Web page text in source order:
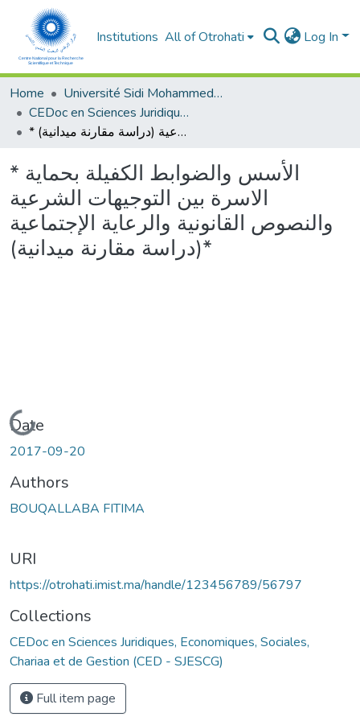
Institutions All of Otrohati Log In
Home
Université Sidi Mohammed Ben Abdellah - Fès
CEDoc en Sciences Juridiques, Economiques, Sociales, Chariaa et de Gestion (CED - SJESCG)
* الأسس والضوابط الكفيلة بحماية الاسرة بين التوجيهات الشرعية والنصوص القانونية والرعاية الإجتماعية (دراسة مقارنة ميدانية)*
* الأسس والضوابط الكفيلة بحماية
الاسرة بين التوجيهات الشرعية
والنصوص القانونية والرعاية الإجتماعية
(دراسة مقارنة ميدانية)*
Loading...
Date
2017-09-20
Authors
BOUQALLABA FITIMA
URI
https://otrohati.imist.ma/handle/123456789/56797
Collections
CEDoc en Sciences Juridiques, Economiques, Sociales,
Chariaa et de Gestion (CED - SJESCG)
Full item page